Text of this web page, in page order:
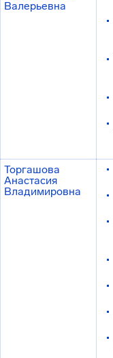
Валерьевна
Торгашова
Анастасия
Владимировна